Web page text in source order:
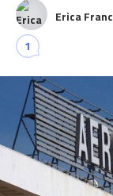
Erica
1